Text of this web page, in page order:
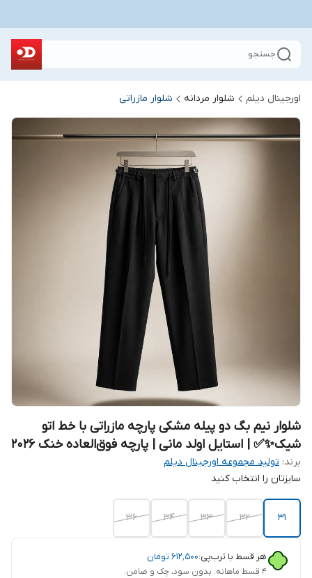
جستجو
اورجینال دیلم شلوار مردانه شلوار مازراتی
شلوار نیم بگ دو پیله مشکی پارچه مازراتی با خط اتو
شیک✨✅ | استایل اولد مانی | پارچه فوق‌العاده خنک 2026
برند: تولید مجموعه اورجینال دیلم
سایزتان را انتخاب کنید
31
32
33
34
36
هر قسط با ترب‌پی:۶۱۲٬۵۰۰ تومان
۴ قسط ماهانه. بدون سود، چک و ضامن.